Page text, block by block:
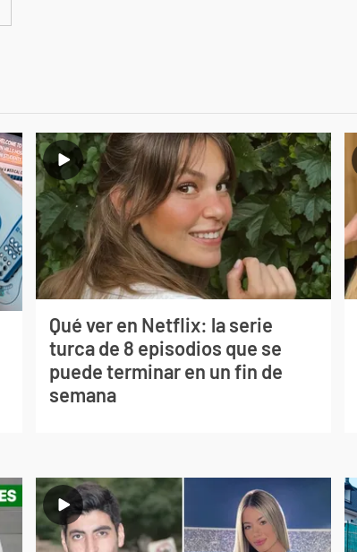
Qué ver en Netflix: la serie
turca de 8 episodios que se
puede terminar en un fin de
semana